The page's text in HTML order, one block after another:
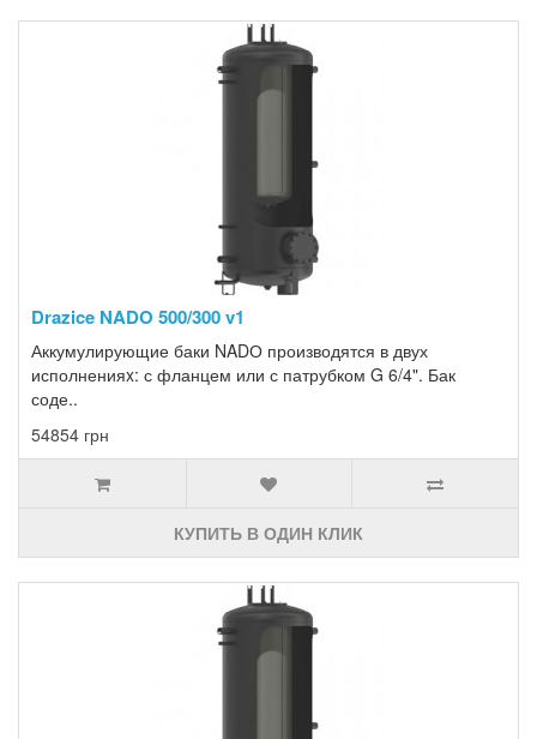
Drazice NADO 500/300 v1
Аккумулирующие баки NADО производятся в двух
исполненияx: с фланцем или с патрубком G 6/4". Бак
соде..
54854 грн
КУПИТЬ В ОДИН КЛИК